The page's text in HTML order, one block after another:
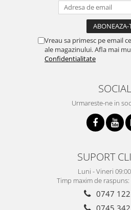
Vreau sa primesc pe email
ale magazinului. Afla mai
Confidentialitate
SOCIAL
Urmareste-ne in
SUPORT
Luni - Vineri
Timp maxim de
0747
0745